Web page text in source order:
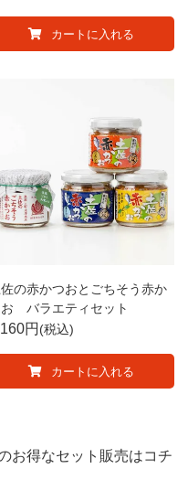
カートに入れる
の赤かつおとごちそう赤か
バラエティセット
税込
カートに入れる
お得なセット販売はコチ